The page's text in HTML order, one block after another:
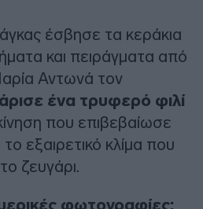
έσβησε τα κεράκια
και πειράγματα από
Αντωνά τον
ένα τρυφερό φιλί
που επιβεβαίωσε
εξαιρετικό κλίμα που
ζευγάρι.